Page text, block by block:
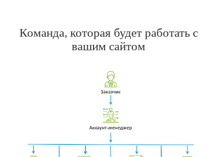
Команда, которая будет работать с
вашим сайтом